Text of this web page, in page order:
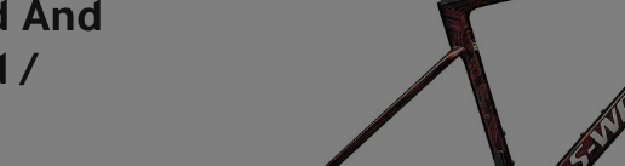
And
/